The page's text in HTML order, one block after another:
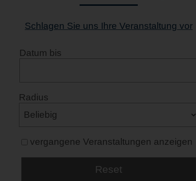
Schlagen Sie uns Ihre Veranstaltung vor
Datum bis
Radius
vergangene Veranstaltungen anzeigen